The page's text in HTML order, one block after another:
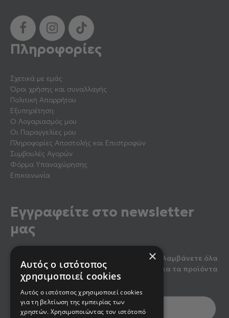
Πληροφορίες
Σχετικά με εμάς
Όροι χρήσης και συναλλαγής
Πολιτική Απορρήτου
Εξυπηρέτηση
Ο Λογαριασμός μου
Οι Παραγγελίες μου
Πληροφορίες Αποστολής και Επιστροφών
Συμβουλές Αγορών
Φόρμα Υπαναχώρησης
Επικοινωνία
Εγγραφείτε στο newsletter
μας
Κάντε εγγραφή στο newsletter μας για να λαμβάνετε όλα
τα τελευταία νέα, καθώς και προσφορές για τα προϊόντα
μας.
×
Αυτός ο ιστότοπος
χρησιμοποιεί cookies
Αυτός ο ιστότοπος χρησιμοποιεί cookies
για τη βελτίωση της εμπειρίας των
χρηστών. Χρησιμοποιώντας τον ιστότοπό